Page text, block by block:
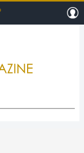
HISTRIP（